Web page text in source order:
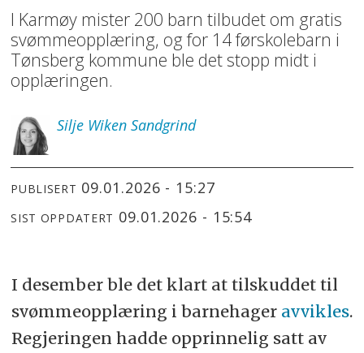
I Karmøy mister 200 barn tilbudet om gratis
svømmeopplæring, og for 14 førskolebarn i
Tønsberg kommune ble det stopp midt i
opplæringen.
Silje Wiken Sandgrind
PUBLISERT 09.01.2026 - 15:27
SIST OPPDATERT 09.01.2026 - 15:54
I desember ble det klart at tilskuddet til
svømmeopplæring i barnehager avvikles.
Regjeringen hadde opprinnelig satt av